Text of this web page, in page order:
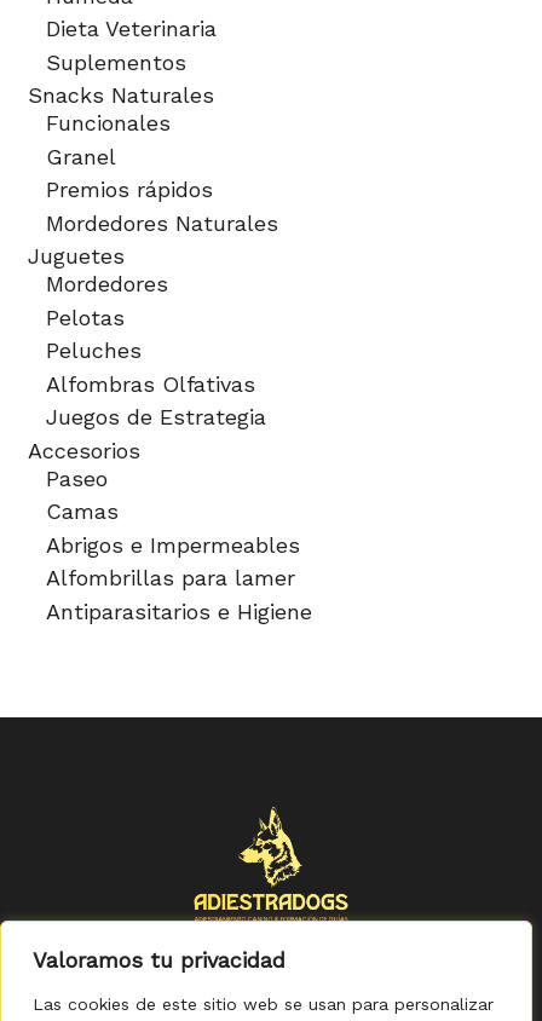
Valoramos tu privacidad
Las cookies de este sitio web se usan para personalizar
Dieta Veterinaria
Suplementos
Snacks Naturales
Funcionales
Granel
Premios rápidos
Mordedores Naturales
Juguetes
Mordedores
Pelotas
Peluches
Alfombras Olfativas
Juegos de Estrategia
Accesorios
Paseo
Camas
Abrigos e Impermeables
Alfombrillas para lamer
Antiparasitarios e Higiene